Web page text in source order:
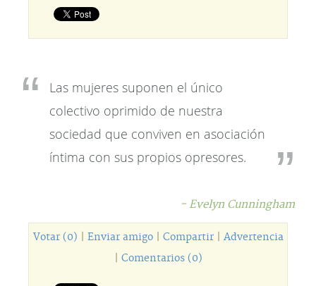
Las mujeres suponen el único
colectivo oprimido de nuestra
sociedad que conviven en asociación
íntima con sus propios opresores.
- Evelyn Cunningham
Votar (0) Enviar amigo| Compartir| Advertencia
Comentarios (0)